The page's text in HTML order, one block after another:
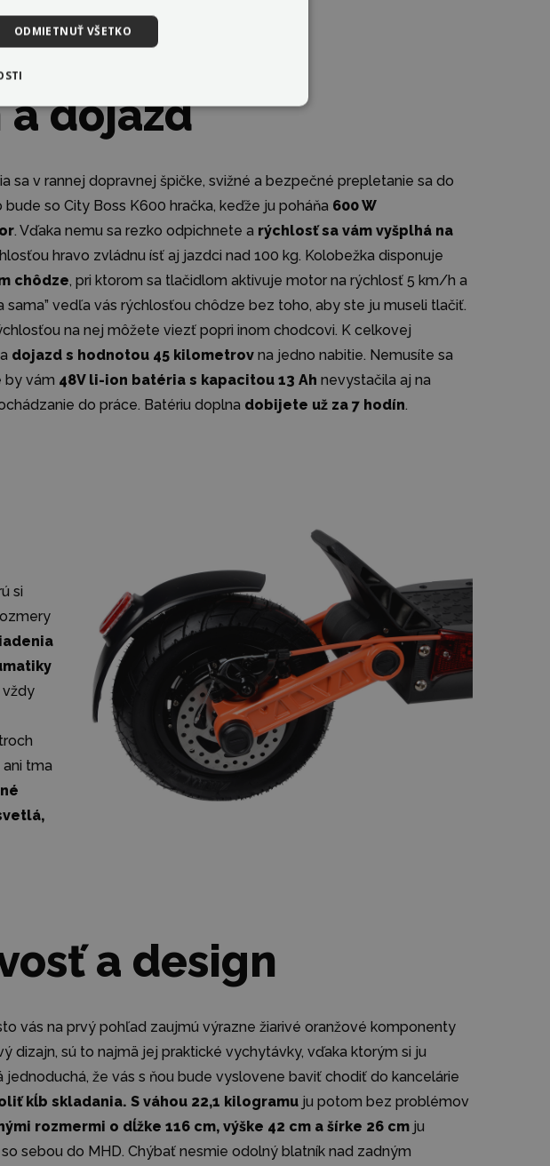
a dojazd
sa v rannej dopravnej špičke, svižné a bezpečné prepletanie sa do
so City Boss K600 hračka, keďže ju poháňa 600 W
. Vďaka nemu sa rezko odpichnete a rýchlosť sa vám vyšplhá na
hravo zvládnu ísť aj jazdci nad 100 kg. Kolobežka disponuje
chôdze, pri ktorom sa tlačidlom aktivuje motor na rýchlosť 5 km/h a
sama” vedľa vás rýchlosťou chôdze bez toho, aby ste ju museli tlačiť.
na nej môžete viezť popri inom chodcovi. K celkovej
dojazd s hodnotou 45 kilometrov na jedno nabitie. Nemusíte sa
by vám 48V li-ion batéria s kapacitou 13 Ah nevystačila aj na
do práce. Batériu doplna dobijete už za 7 hodín.
si
vždy
tma
a design
vás na prvý pohľad zaujmú výrazne žiarivé oranžové komponenty
dizajn, sú to najmä jej praktické vychytávky, vďaka ktorým si ju
že vás s ňou bude vyslovene baviť chodiť do kancelárie
kĺb skladania. S váhou 22,1 kilogramu ju potom bez problémov
rozmermi o dĺžke 116 cm, výške 42 cm a šírke 26 cm ju
sebou do MHD. Chýbať nesmie odolný blatník nad zadným
ODMIETNUŤ VŠETKO